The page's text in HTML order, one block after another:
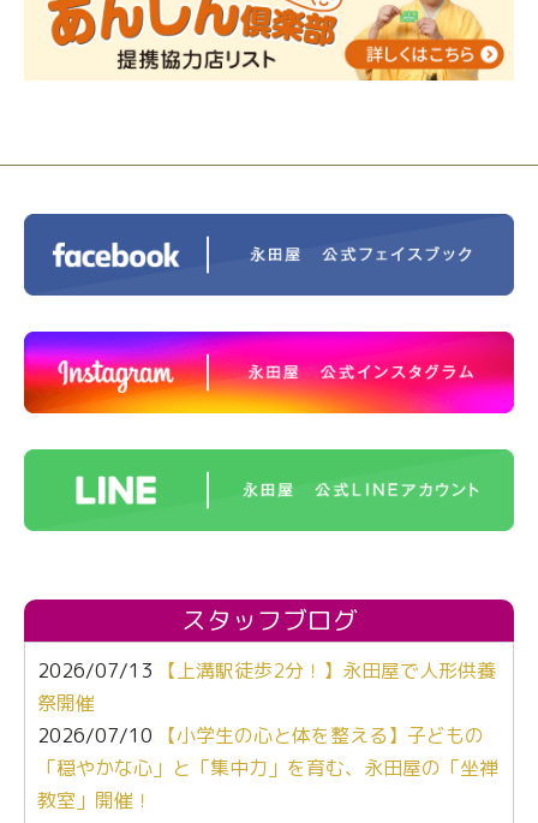
ス®上鶴間 エンディングノートを書いてみよう！
2023/11/29 永田屋創業110周年記念式典 レンブラ
ントホテル東京町田
スタッフブログ
2026/07/13
【上溝駅徒歩2分！】永田屋で人形供養
祭開催
2026/07/10
【小学生の心と体を整える】子どもの
「穏やかな心」と「集中力」を育む、永田屋の「坐禅
教室」開催！